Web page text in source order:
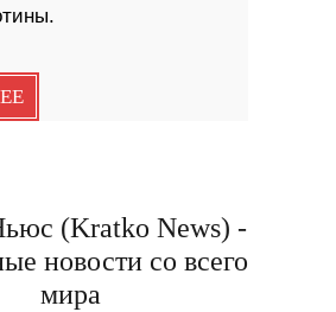
(Kratko News) -
новости со всего
мира